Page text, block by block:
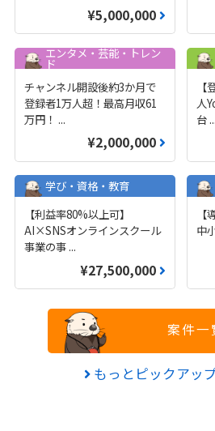
¥5,000,000
エンタメ・芸能・トレン
ド
チャンネル開設後約3か月で
登録者1万人超！最高月収61
万円！ ...
¥2,000,000
人
台 ...
学び・資格・教育
【利益率80%以上可】
AI×SNSオンラインスクール
事業の事 ...
¥27,500,000
中
案件一
もっとピックアッ